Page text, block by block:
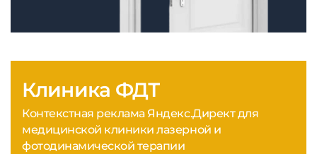
Клиника ФДТ
Контекстная реклама Яндекс.Директ для
медицинской клиники лазерной и
фотодинамической терапии